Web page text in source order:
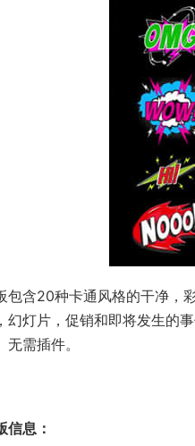
包含20种卡通风格的干净，
幻灯片，促销和即将发生的
无需插件。
信息：